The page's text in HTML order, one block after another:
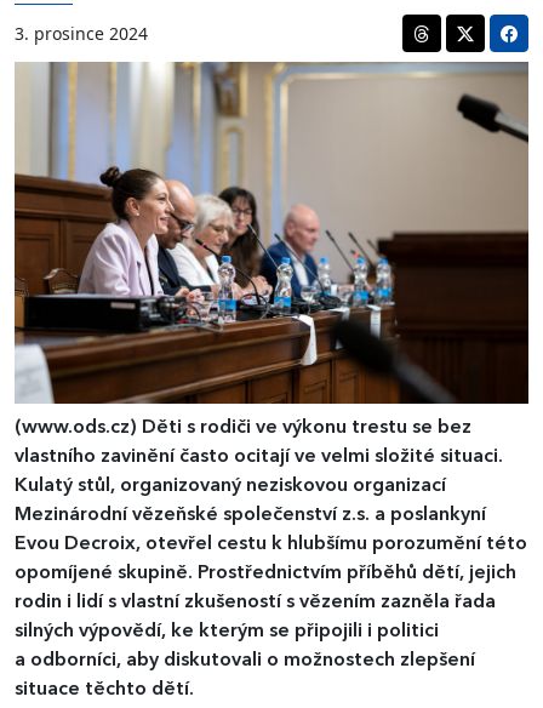
3. prosince 2024
(www.ods.cz) Děti s rodiči ve výkonu trestu se bez
vlastního zavinění často ocitají ve velmi složité situaci.
Kulatý stůl, organizovaný neziskovou organizací
Mezinárodní vězeňské společenství z.s. a poslankyní
Evou Decroix, otevřel cestu k hlubšímu porozumění této
opomíjené skupině. Prostřednictvím příběhů dětí, jejich
rodin i lidí s vlastní zkušeností s vězením zazněla řada
silných výpovědí, ke kterým se připojili i politici
a odborníci, aby diskutovali o možnostech zlepšení
situace těchto dětí.